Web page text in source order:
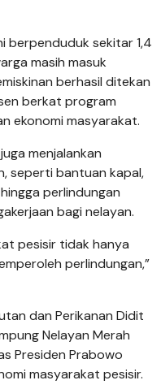
berpenduduk sekitar 1,4
masih masuk
berhasil ditekan
berkat program
ekonomi masyarakat.
menjalankan
seperti bantuan kapal,
perlindungan
bagi nelayan.
pesisir tidak hanya
perlindungan,”
dan Perikanan Didit
Nelayan Merah
Presiden Prabowo
masyarakat pesisir.